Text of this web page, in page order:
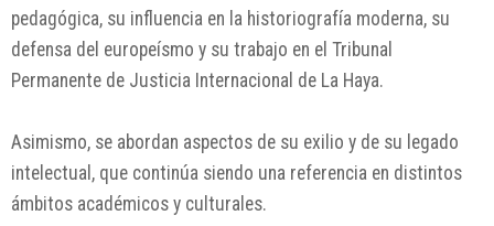
pedagógica, su influencia en la historiografía moderna, su
defensa del europeísmo y su trabajo en el Tribunal
Permanente de Justicia Internacional de La Haya.
Asimismo, se abordan aspectos de su exilio y de su legado
intelectual, que continúa siendo una referencia en distintos
ámbitos académicos y culturales.